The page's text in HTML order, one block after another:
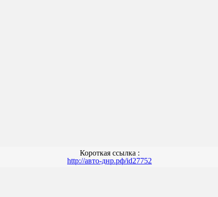
Короткая ссылка :
http://авто-днр.рф/id27752